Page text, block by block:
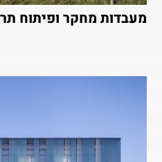
מעבדות מחקר ופיתוח